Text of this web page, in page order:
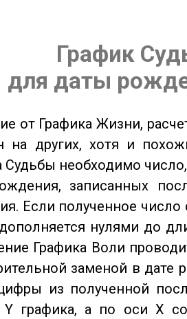
График
для даты
от Графика Жизни,
на других, хотя и
Судьбы необходимо
записанных
Если полученное
нулями до
Графика Воли
заменой в дате
из полученной
графика, а по оси X